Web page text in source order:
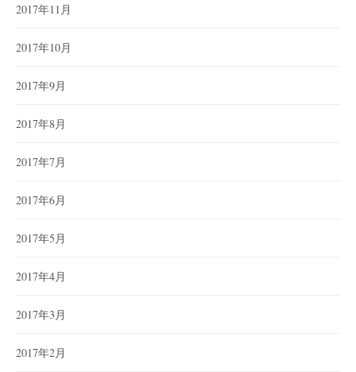
2017年11月
2017年10月
2017年9月
2017年8月
2017年7月
2017年6月
2017年5月
2017年4月
2017年3月
2017年2月